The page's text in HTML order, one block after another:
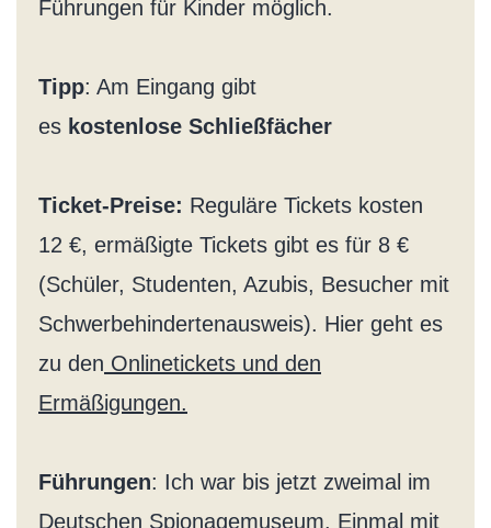
Führungen für Kinder möglich.
Tipp: Am Eingang gibt
es kostenlose Schließfächer
Ticket-Preise: Reguläre Tickets kosten
12 €, ermäßigte Tickets gibt es für 8 €
(Schüler, Studenten, Azubis, Besucher mit
Schwerbehindertenausweis). Hier geht es
zu den Onlinetickets und den
Ermäßigungen.
Führungen: Ich war bis jetzt zweimal im
Deutschen Spionagemuseum. Einmal mit